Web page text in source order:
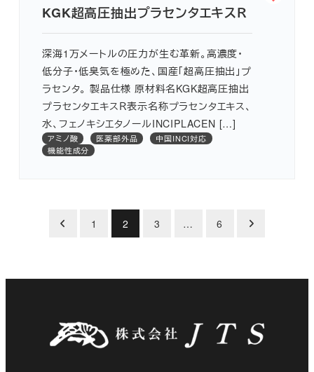
KGK超高圧抽出プラセンタエキスＲ
深海1万メートルの圧力が生む革新。高濃度・
低分子・低臭気を極めた、国産「超高圧抽出」プ
ラセンタ。 製品仕様 原材料名KGK超高圧抽出
プラセンタエキスＲ表示名称プラセンタエキス、
水、フェノキシエタノールINCIPLACEN […]
アミノ酸 医薬部外品
中国INCI対応
機能性成分
の
1 2 3 … 6